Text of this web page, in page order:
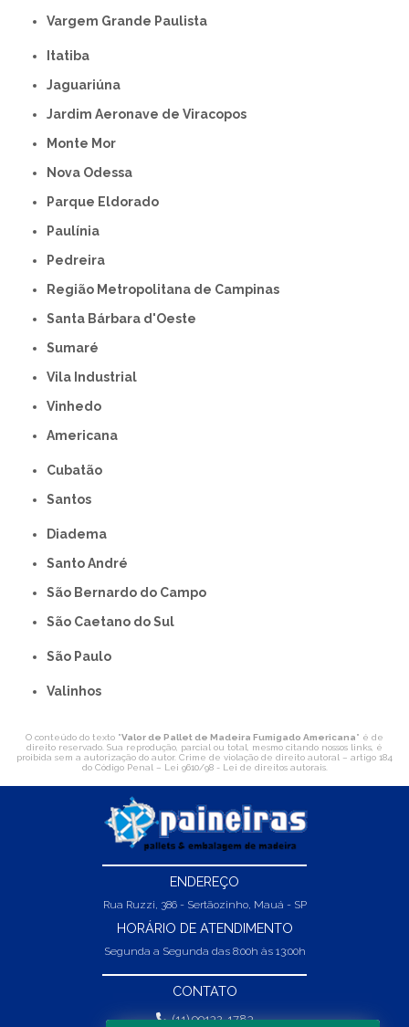
Vargem Grande Paulista
Itatiba
Jaguariúna
Jardim Aeronave de Viracopos
Monte Mor
Nova Odessa
Parque Eldorado
Paulínia
Pedreira
Região Metropolitana de Campinas
Santa Bárbara d'Oeste
Sumaré
Vila Industrial
Vinhedo
americana
Cubatão
Santos
Diadema
Santo André
São Bernardo do Campo
São Caetano do Sul
São Paulo
Valinhos
O conteúdo do texto "Valor de Pallet de Madeira Fumigado Americana" é de
direito reservado. Sua reprodução, parcial ou total, mesmo citando nossos links, é
proibida sem a autorização do autor. Crime de violação de direito autoral – artigo 184
do Código Penal – Lei 9610/98 - Lei de direitos autorais.
ENDEREÇO
Rua Ruzzi, 386 - Sertãozinho, Mauá - SP
HORÁRIO DE ATENDIMENTO
Segunda a Segunda das 8:00h às 13:00h
CONTATO
(11) 99132-1783